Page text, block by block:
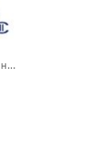
Actiq / Актик (фентанил) — старый логотип